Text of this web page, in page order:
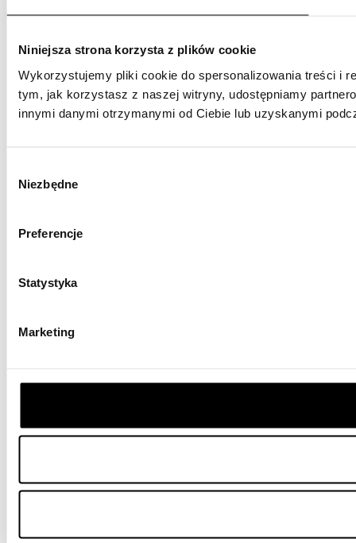
Niniejsza strona korzysta z plików cookie
Wykorzystujemy pliki cookie do spersonalizowania treści i
tym, jak korzystasz z naszej witryny, udostępniamy
innymi danymi otrzymanymi od Ciebie lub uzyskanymi
zgody
Niezbędne
Preferencje
Statystyka
Marketing